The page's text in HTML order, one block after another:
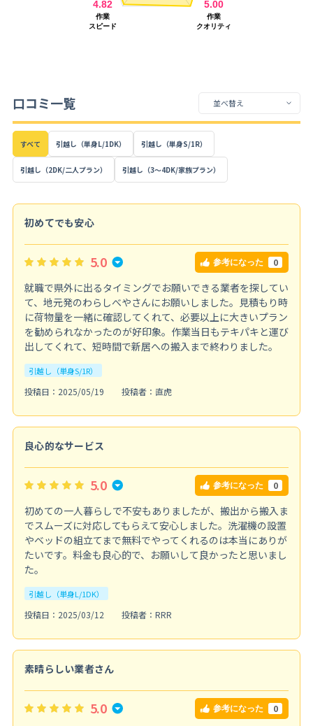
口コミ一覧
すべて 引越し（単身L/1DK） 引越し（単身S/1R）
引越し（2DK/二人プラン） 引越し（3～4DK/家族プラン）
初めてでも安心
5.0 参考になった 0
就職で県外に出るタイミングでお願いできる業者を探してい
て、地元発のわらしべやさんにお願いしました。見積もり時
に荷物量を一緒に確認してくれて、必要以上に大きいプラン
を勧められなかったのが好印象。作業当日もテキパキと運び
出してくれて、短時間で新居への搬入まで終わりました。
引越し（単身S/1R）
投稿日：2025/05/19 投稿者：直虎
良心的なサービス
5.0 参考になった 0
初めての一人暮らしで不安もありましたが、搬出から搬入ま
でスムーズに対応してもらえて安心しました。洗濯機の設置
やベッドの組立てまで無料でやってくれるのは本当にありが
たいです。料金も良心的で、お願いして良かったと思いまし
た。
引越し（単身L/1DK）
投稿日：2025/03/12 投稿者：RRR
素晴らしい業者さん
5.0 参考になった 0